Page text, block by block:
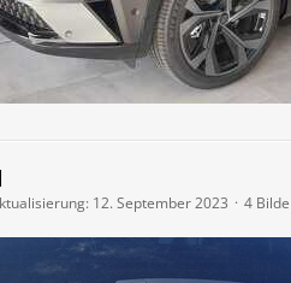
12. September 2023 4